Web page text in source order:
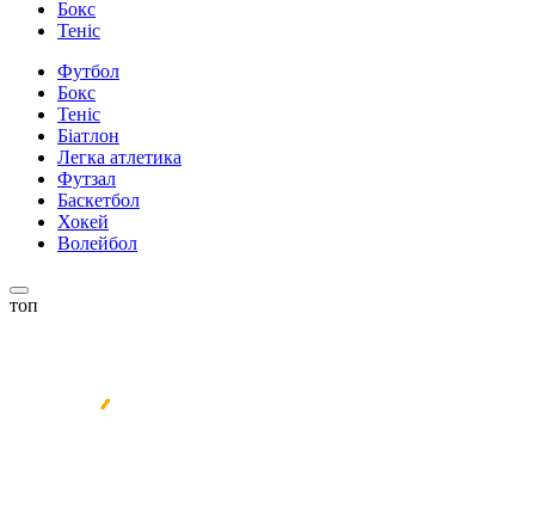
Бокс
Теніс
Футбол
Бокс
Теніс
Біатлон
Легка атлетика
Футзал
Баскетбол
Хокей
Волейбол
топ